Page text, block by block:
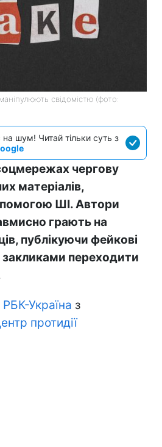
свідомістю (фото:
шум! Читай тільки суть з
чергову
матеріалів,
ШІ. Автори
грають на
публікуючи фейкові
закликами переходити
РБК-Україна з
протидії